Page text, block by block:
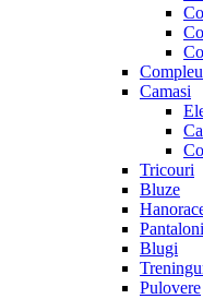
Camasi
Tricouri
Bluze
Pantaloni
Blugi
Pulovere